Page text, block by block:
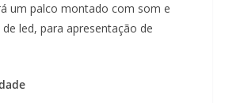
um palco montado com som e
led, para apresentação de